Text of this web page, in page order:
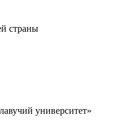
страны
университет»